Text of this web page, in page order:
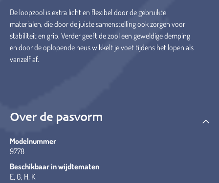
De loopzool is extra licht en flexibel door de gebruikte
materialen, die door de juiste samenstelling ook zorgen voor
stabiliteit en grip. Verder geeft de zool een geweldige demping
en door de oplopende neus wikkelt je voet tijdens het lopen als
vanzelf af.
Over de pasvorm
Modelnummer
9778
Beschikbaar in wijdtematen
E, G, H, K